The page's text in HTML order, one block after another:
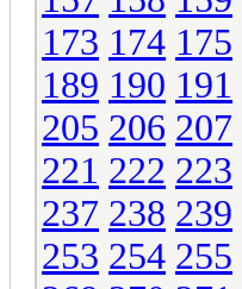
173 174 175
189 190 191
205 206 207
221 222 223
237 238 239
253 254 255